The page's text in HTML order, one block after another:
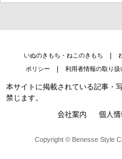
いぬのきもち・ねこのきもち
ポリシー
利用者情報の取り扱
本サイトに掲載されている記事・
禁じます。
会社案内 個人
Copyright © Benesse Style